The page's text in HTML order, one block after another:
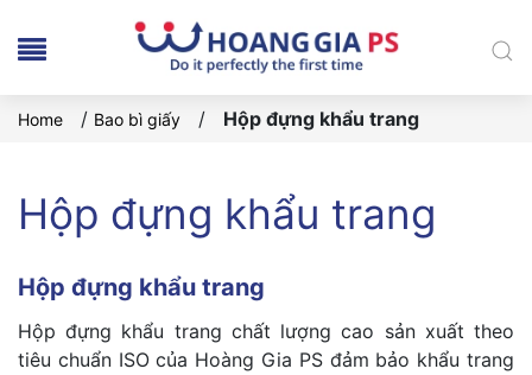
Home / Bao bì giấy / Hộp đựng khẩu trang
Hộp đựng khẩu trang
Hộp đựng khẩu trang
Hộp đựng khẩu trang chất lượng cao sản xuất theo
tiêu chuẩn ISO của Hoàng Gia PS đảm bảo khẩu trang